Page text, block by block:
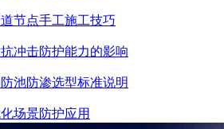
节点手工施工技巧
冲击防护能力的影响
池防渗选型标准说明
场景防护应用